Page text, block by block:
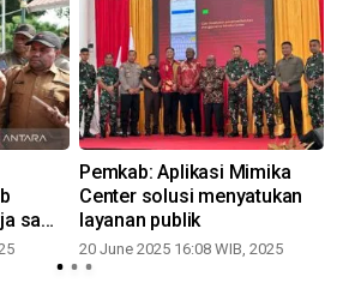
sama
Pemkab: Aplikasi Mimika
Center solusi menyatukan
layanan publik
20 June 2025 16:08 WIB, 2025